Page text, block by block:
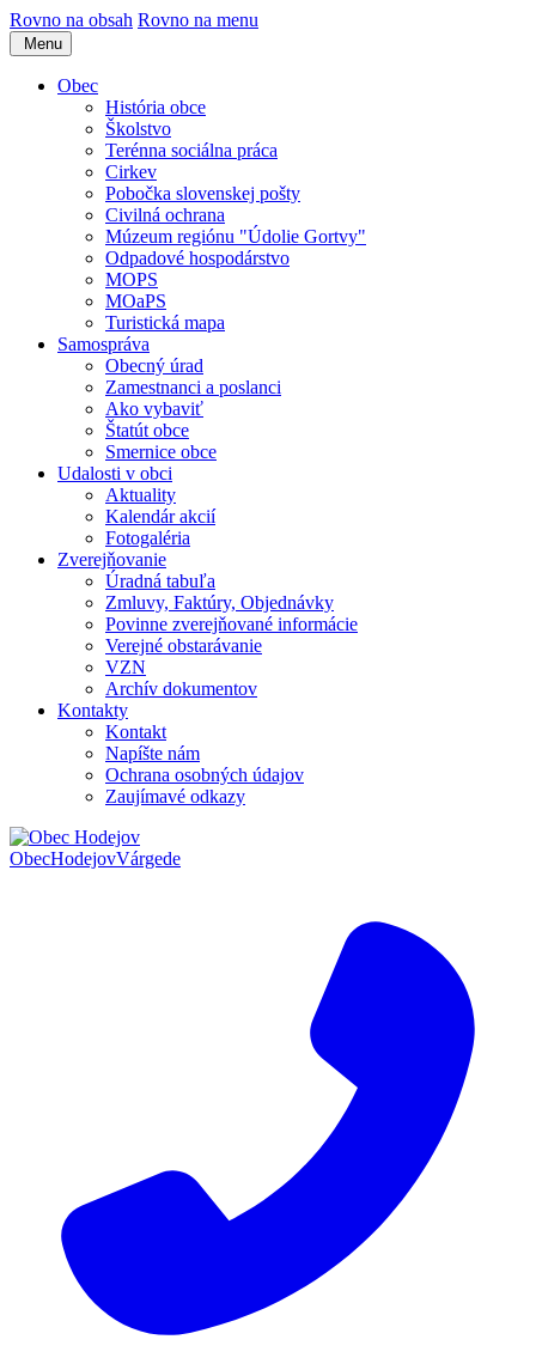
Rovno na obsah Rovno na menu
Menu
Obec
História obce
Školstvo
Terénna sociálna práca
Cirkev
Pobočka slovenskej pošty
Civilná ochrana
Múzeum regiónu "Údolie Gortvy"
Odpadové hospodárstvo
MOPS
MOaPS
Turistická mapa
Samospráva
Obecný úrad
Zamestnanci a poslanci
Ako vybaviť
Štatút obce
Smernice obce
Udalosti v obci
Aktuality
Kalendár akcií
Fotogaléria
Zverejňovanie
Úradná tabuľa
Zmluvy, Faktúry, Objednávky
Povinne zverejňované informácie
Verejné obstarávanie
VZN
Archív dokumentov
Kontakty
Kontakt
Napíšte nám
Ochrana osobných údajov
Zaujímavé odkazy
ObecHodejovVárgede